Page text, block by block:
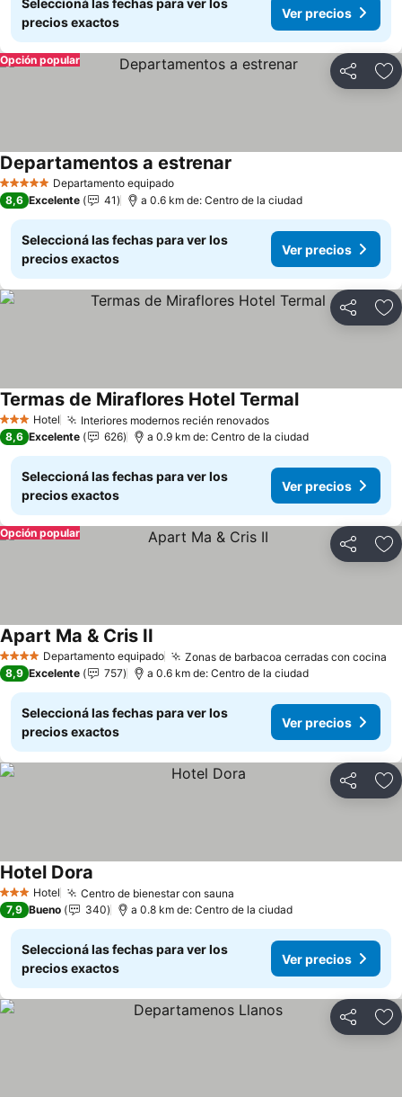
Seleccioná las fechas para ver los
precios exactos
Ver precios
Compartir
Opción popular
5 Estrellas Departamento equipado
Departamentos a estrenar
8,6 Excelente 41 a 0.6 km de: Centro de la ciudad
Seleccioná las fechas para ver los
precios exactos
Ver precios
Compartir
3 Estrellas
Hotel Interiores modernos recién renovadosVer precios
Termas de Miraflores Hotel TermalVer precios
8,6 Excelente 626 a 0.9 km de: Centro de la ciudad
Seleccioná las fechas para ver los
precios exactos
Ver precios
Compartir
Opción popular
4 EstrellasDepartamento equipado Zonas de barbacoa cerradas con cocina
Apart Ma & Cris II
8,9 Excelente 757 a 0.6 km de: Centro de la ciudad
Seleccioná las fechas para ver los
precios exactos
Ver precios
Compartir
3 Estrellas
Hotel Centro de bienestar con sauna
Hotel Dora
7,9 Bueno 340 a 0.8 km de: Centro de la ciudad
Seleccioná las fechas para ver los
precios exactos
Ver precios
Compartir